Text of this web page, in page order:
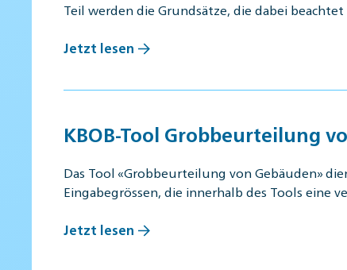
Teil werden die Grundsätze, die dabei beachtet
Jetzt lesen
KBOB-Tool Grobbeurteilung
Das Tool «Grobbeurteilung von Gebäuden»
Eingabegrössen, die innerhalb des Tools eine
Jetzt lesen